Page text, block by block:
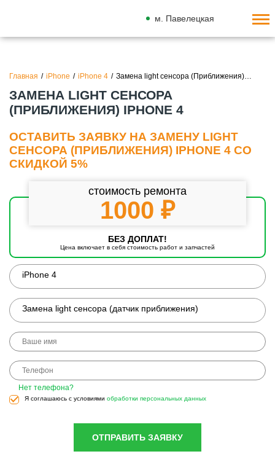
м. Павелецкая
Главная / iPhone / iPhone 4 / Замена light сенсора (Приближения)…
ЗАМЕНА LIGHT СЕНСОРА
(ПРИБЛИЖЕНИЯ) IPHONE 4
ОСТАВИТЬ ЗАЯВКУ НА ЗАМЕНУ LIGHT
СЕНСОРА (ПРИБЛИЖЕНИЯ) IPHONE 4 СО
СКИДКОЙ 5%
iPhone 4
Замена light сенсора (датчик приближения)
Нет телефона?
Я соглашаюсь с условиями обработки персональных данных
ОТПРАВИТЬ ЗАЯВКУ
стоимость ремонта
1000 ₽
БЕЗ ДОПЛАТ!
Цена включает в себя стоимость работ и запчастей